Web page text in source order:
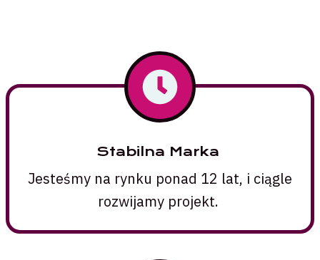
Stabilna Marka
Jesteśmy na rynku ponad 12 lat, i ciągle
rozwijamy projekt.